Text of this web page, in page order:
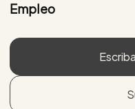
Empleo